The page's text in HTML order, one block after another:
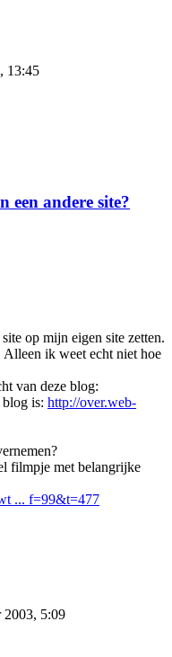
13:45
een andere site?
op mijn eigen site zetten.
ik weet echt niet hoe
van deze blog:
blog is: http://over.web-
filmpje met belangrijke
... f=99&t=477
2003, 5:09